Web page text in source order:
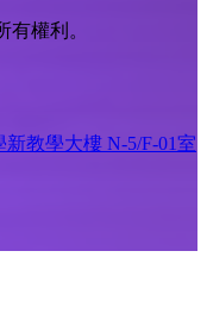
權利。
教學大樓 N-5/F-01室